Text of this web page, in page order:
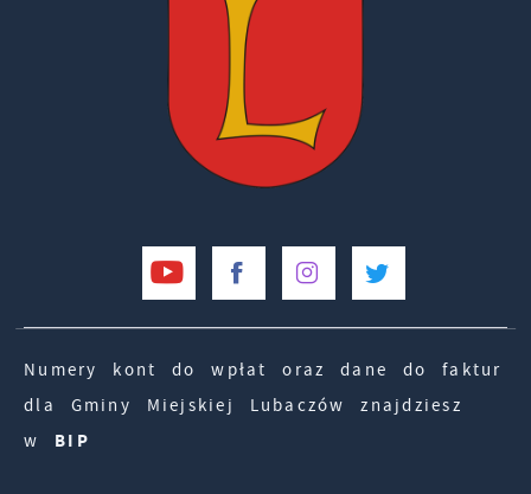
Numery kont do wpłat oraz dane do faktur
dla Gminy Miejskiej Lubaczów znajdziesz
w BIP